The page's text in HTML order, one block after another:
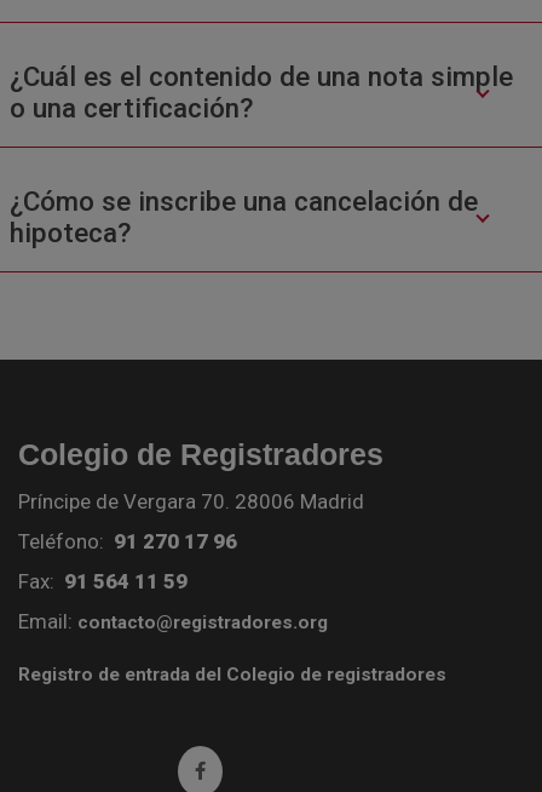
¿Cuál es el contenido de una nota simple
o una certificación?
¿Cómo se inscribe una cancelación de
hipoteca?
Colegio de Registradores
Príncipe de Vergara 70. 28006 Madrid
Teléfono: 91 270 17 96
Fax: 91 564 11 59
Email: contacto@registradores.org
Registro de entrada del Colegio de registradores
Ir a facebook (abre en ventana nueva)